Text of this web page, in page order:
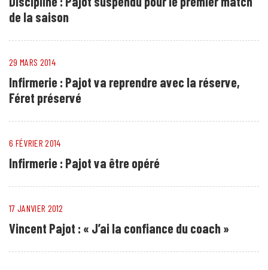
de la saison
29 MARS 2014
Infirmerie : Pajot va reprendre avec la réserve,
Féret préservé
6 FÉVRIER 2014
Infirmerie : Pajot va être opéré
17 JANVIER 2012
Vincent Pajot : « J’ai la confiance du coach »